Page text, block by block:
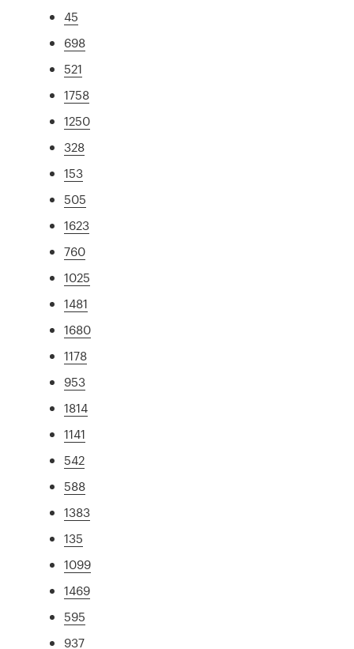
45
698
521
1758
1250
328
153
505
1623
760
1025
1481
1680
1178
953
1814
1141
542
588
1383
135
1099
1469
595
937